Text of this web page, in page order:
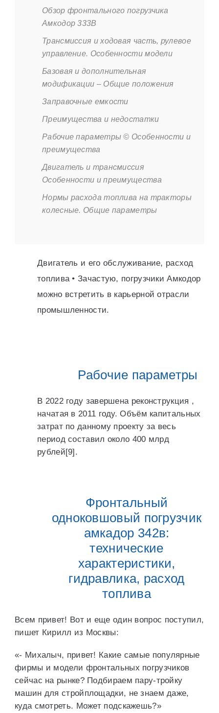
Обзор фронтального погрузчика
Амкодор 333В
Трансмиссия и ходовая часть, рулевое
управление. Особенности модели
Базовая и дополнительная
модификации – Общие положения
Заправочные емкости
Преимущества и недостатки
Рабочие параметры © Особенности и
преимущества
Двигатель и трансмиссия
Особенности и преимущества
Нормы расхода топлива на тракторы
колесные. Общие параметры
Двигатель и его обслуживание, расход
топлива • Зачастую, погрузчики Амкодор
можно встретить в карьерной отрасли
промышленности.
Рабочие параметры
В 2022 году завершена реконструкция ,
начатая в 2011 году. Объём капитальных
затрат по данному проекту за весь
период составил около 400 млрд
рублей[9].
Фронтальный
одноковшовый погрузчик
амкадор 342в:
технические
характеристики,
гидравлика, расход
топлива
Всем привет! Вот и еще один вопрос поступил,
пишет Кирилл из Москвы:
«- Михалыч, привет! Какие самые популярные
фирмы и модели фронтальных погрузчиков
сейчас на рынке? Подбираем пару-тройку
машин для стройплощадки, не знаем даже,
куда смотреть. Может подскажешь?»